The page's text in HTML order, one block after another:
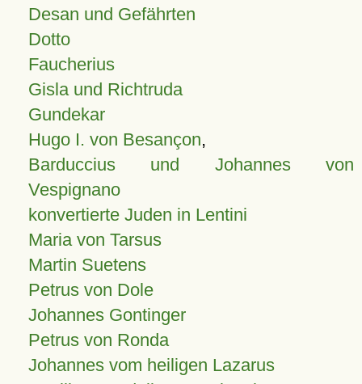
Desan und Gefährten
Dotto
Faucherius
Gisla und Richtruda
Gundekar
Hugo I. von Besançon,
Barduccius und Johannes von
Vespignano
konvertierte Juden in Lentini
Maria von Tarsus
Martin Suetens
Petrus von Dole
Johannes Gontinger
Petrus von Ronda
Johannes vom heiligen Lazarus